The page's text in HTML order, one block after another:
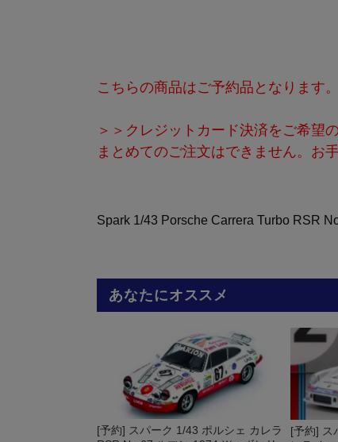
こちらの商品はご予約品となります。
＞＞クレジットカード決済をご希望
まとめてのご注文はできません。お
Spark 1/43 Porsche Carrera Turbo RSR
あなたにオススメ
[予約] スパーク 1/43 ポルシェ カレラ
[予約] ス